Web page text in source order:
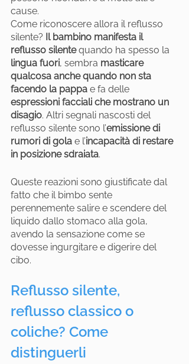
cause.
Come riconoscere allora il reflusso
silente? Il bambino manifesta il
reflusso silente quando ha spesso la
lingua fuori, sembra masticare
qualcosa anche quando non sta
facendo la pappa e fa delle
espressioni facciali che mostrano un
disagio. Altri segnali nascosti del
reflusso silente sono l’emissione di
rumori di gola e l’incapacità di restare
in posizione sdraiata.
Queste reazioni sono giustificate dal
fatto che il bimbo sente
perennemente salire e scendere del
liquido dallo stomaco alla gola,
avendo la sensazione come se
dovesse ingurgitare e digerire del
cibo.
Reflusso silente,
reflusso classico o
coliche? Come
distinguerli